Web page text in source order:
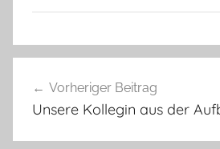
Vorheriger Beitrag
Unsere Kollegin aus der